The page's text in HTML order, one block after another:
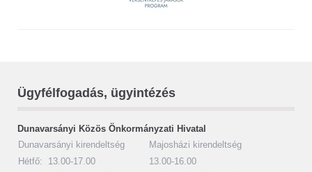
Ügyfélfogadás, ügyintézés
Dunavarsányi Közös Önkormányzati Hivatal
Dunavarsányi kirendeltség
Majosházi kirendeltség
Hétfő: 13.00-17.00
13.00-16.00